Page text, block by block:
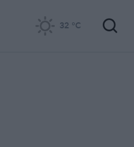
32 °C